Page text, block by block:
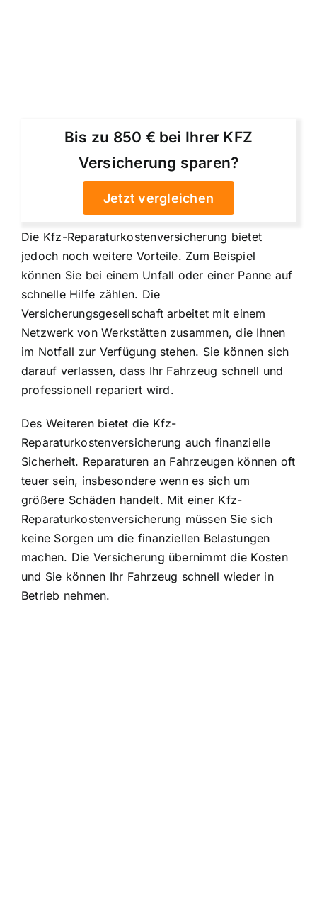
Bis zu 850 € bei Ihrer KFZ
Versicherung sparen?
Jetzt vergleichen
Die Kfz-Reparaturkostenversicherung bietet
jedoch noch weitere Vorteile. Zum Beispiel
können Sie bei einem Unfall oder einer Panne auf
schnelle Hilfe zählen. Die
Versicherungsgesellschaft arbeitet mit einem
Netzwerk von Werkstätten zusammen, die Ihnen
im Notfall zur Verfügung stehen. Sie können sich
darauf verlassen, dass Ihr Fahrzeug schnell und
professionell repariert wird.
Des Weiteren bietet die Kfz-
Reparaturkostenversicherung auch finanzielle
Sicherheit. Reparaturen an Fahrzeugen können oft
teuer sein, insbesondere wenn es sich um
größere Schäden handelt. Mit einer Kfz-
Reparaturkostenversicherung müssen Sie sich
keine Sorgen um die finanziellen Belastungen
machen. Die Versicherung übernimmt die Kosten
und Sie können Ihr Fahrzeug schnell wieder in
Betrieb nehmen.